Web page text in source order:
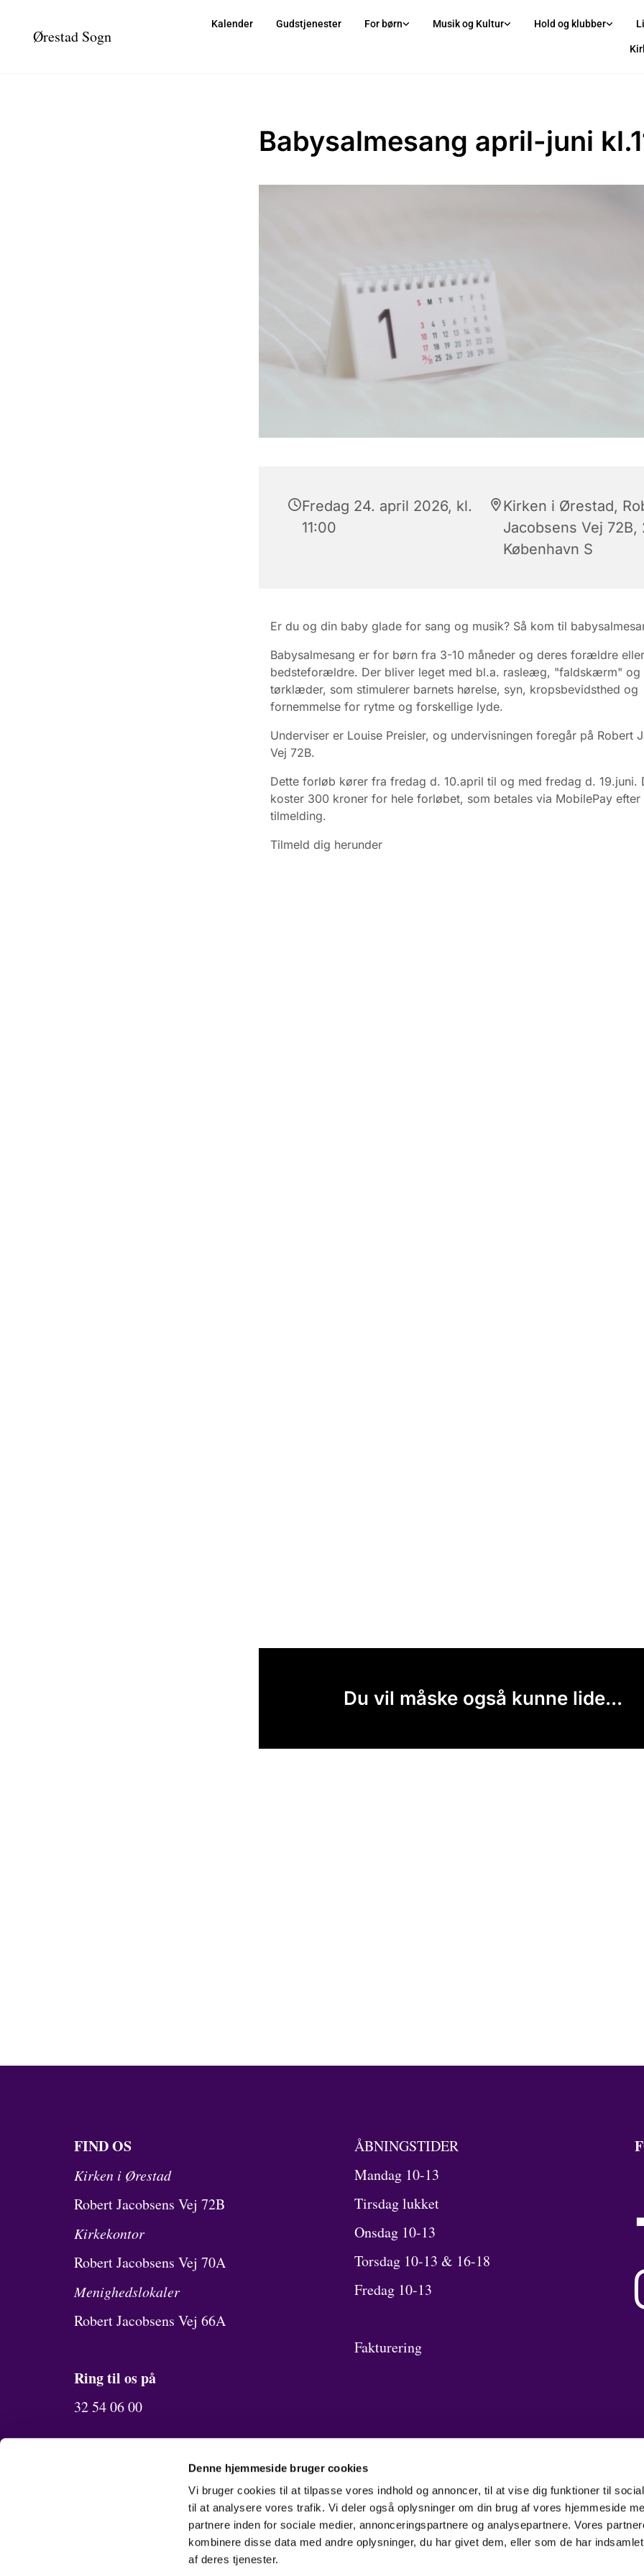
Denne hjemmeside bruger cookies
Vi bruger cookies til at tilpasse vores indhold og annoncer, til at vise dig funktioner til
til at analysere vores trafik. Vi deler også oplysninger om din brug af vores hjemmeside
partnere inden for sociale medier, annonceringspartnere og analysepartnere. Vores
kombinere disse data med andre oplysninger, du har givet dem, eller som de har
af deres tjenester.
Ørestad Sogn
Kalender Gudstjenester For børn Musik og Kultur Hold og klubber
Babysalmesang april-juni
Fredag 24. april 2026, kl.
11:00
Kirken i Ørestad,
Jacobsens Vej 72B,
København S
Er du og din baby glade for sang og musik? Så kom til
Babysalmesang er for børn fra 3-10 måneder og deres forældre eller
bedsteforældre. Der bliver leget med bl.a. rasleæg, "faldskærm" og
tørklæder, som stimulerer barnets hørelse, syn, kropsbevidsthed og
fornemmelse for rytme og forskellige lyde.
Underviser er Louise Preisler, og undervisningen foregår på Robert
Vej 72B.
Dette forløb kører fra fredag d. 10.april til og med fredag d. 19.juni.
koster 300 kroner for hele forløbet, som betales via MobilePay efter
tilmelding.
Tilmeld dig herunder
Du vil måske også kunne lide...
FIND OS
Kirken i Ørestad
Robert Jacobsens Vej 72B
Kirkekontor
Robert Jacobsens Vej 70A
Menighedslokaler
Robert Jacobsens Vej 66A
Ring til os på
32 54 06 00
oerestad.sogn@km.dk
ÅBNINGSTIDER
Mandag 10-13
Tirsdag lukket
Onsdag 10-13
Torsdag 10-13 & 16-18
Fredag 10-13
Fakturering